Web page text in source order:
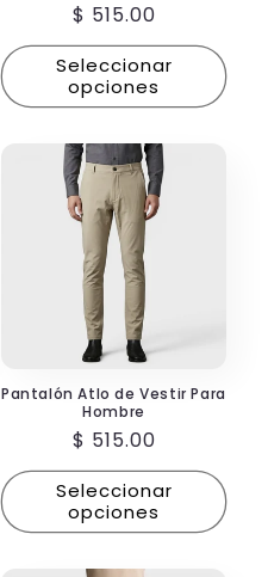
Precio
habitual
$ 515.00
Seleccionar
opciones
Pantalón Atlo de Vestir Para
Hombre
Precio
habitual
$ 515.00
Seleccionar
opciones